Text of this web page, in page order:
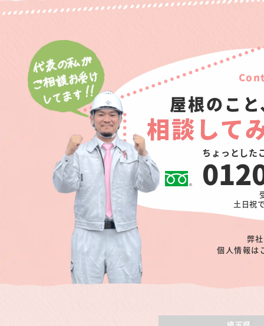
屋根のこ
相談して
ちょっとした
土日祝
弊
個人情報は